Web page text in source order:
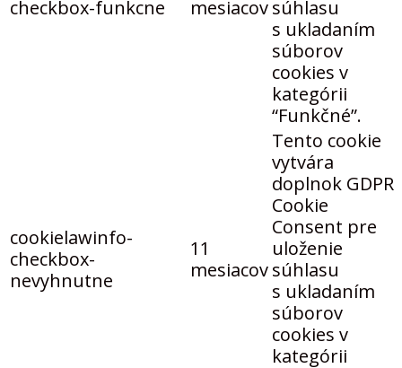
checkbox-funkcne
mesiacovsúhlasu
s ukladaním
súborov
cookies v
kategórii
“Funkčné”.
cookielawinfo-
checkbox-
nevyhnutne
11
mesiacov
Tento cookie
vytvára
doplnok GDPR
Cookie
Consent pre
uloženie
súhlasu
s ukladaním
súborov
cookies v
kategórii